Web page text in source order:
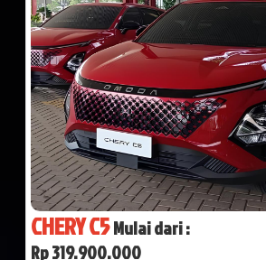
CHERY C5Mulai dari :
Rp 319.900.000